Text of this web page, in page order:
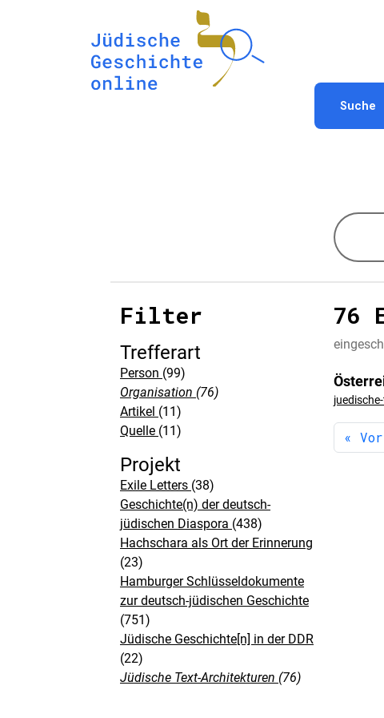
Suche
Filter
Trefferart
Person (99)
Organisation (76)
Artikel (11)
Quelle (11)
Projekt
Exile Letters (38)
Geschichte(n) der deutsch-
jüdischen Diaspora (438)
Hachschara als Ort der Erinnerung
(23)
Hamburger Schlüsseldokumente
zur deutsch-jüdischen Geschichte
(751)
Jüdische Geschichte[n] in der DDR
(22)
Jüdische Text-Architekturen (76)
76
«